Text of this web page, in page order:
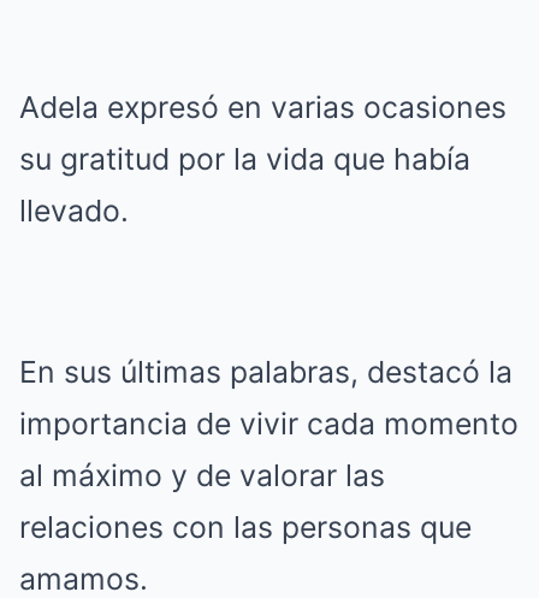
Adela expresó en varias ocasiones
su gratitud por la vida que había
llevado.
En sus últimas palabras, destacó la
importancia de vivir cada momento
al máximo y de valorar las
relaciones con las personas que
amamos.